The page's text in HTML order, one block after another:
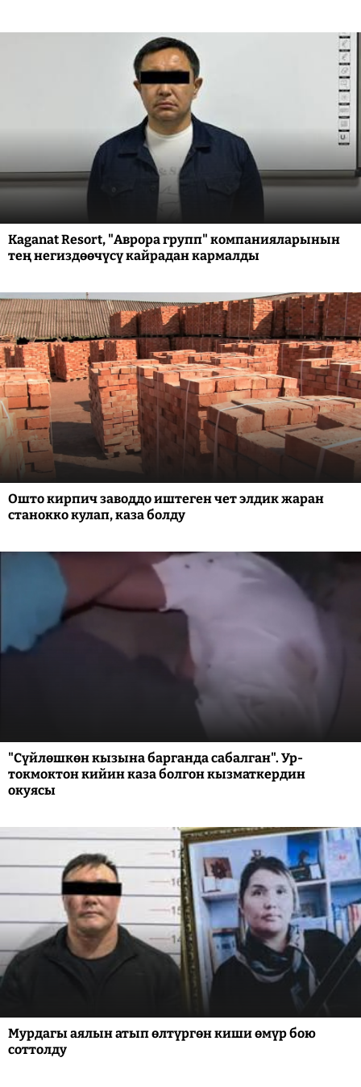
Kaganat Resort, "Аврора групп" компанияларынын
тең негиздөөчүсү кайрадан кармалды
Ошто кирпич заводдо иштеген чет элдик жаран
станокко кулап, каза болду
"Сүйлөшкөн кызына барганда сабалган". Ур-
токмоктон кийин каза болгон кызматкердин
окуясы
Мурдагы аялын атып өлтүргөн киши өмүр бою
соттолду